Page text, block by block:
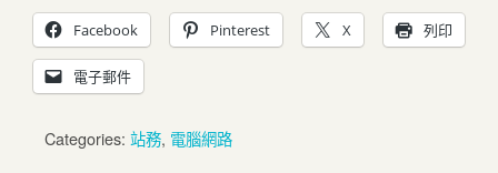
Facebook Pinterest X 列印
電子郵件
Categories: 站務, 電腦網路